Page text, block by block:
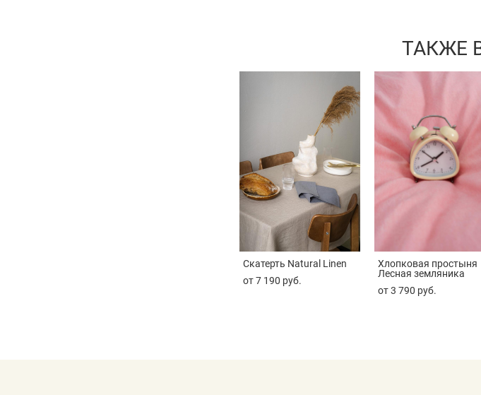
ТАКЖЕ
Скатерть Natural Linen
от 7 190 pуб.
Хлопковая простыня
Лесная земляника
от 3 790 pуб.